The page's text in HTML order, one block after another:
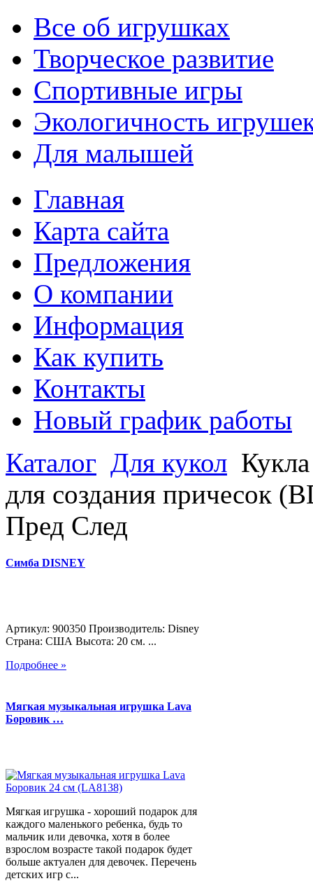
Все об игрушках
Творческое развитие
Спортивные игры
Экологичность
Для малышей
Главная
Карта сайта
Предложения
О компании
Информация
Как купить
Контакты
Новый график работы
Каталог Для кукол
для создания причесок
Пред След
Симба DISNEY
Артикул: 900350 Производитель: Disney
Страна: США Высота: 20 см. ...
Подробнее »
Мягкая музыкальная игрушка Lava
Боровик …
Мягкая игрушка - хороший подарок для
каждого маленького ребенка, будь то
мальчик или девочка, хотя в более
взрослом возрасте такой подарок будет
больше актуален для девочек. Перечень
детских игр с...